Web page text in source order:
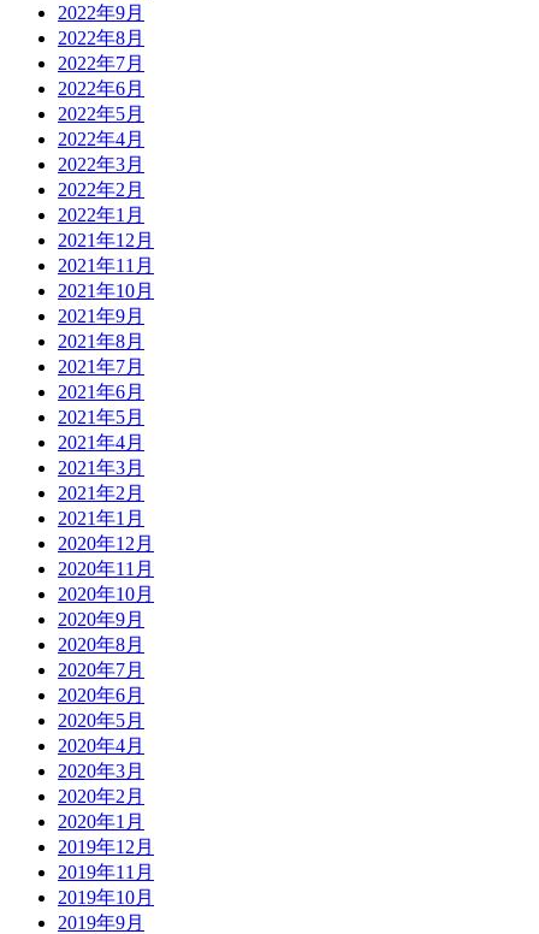
2022年9月
2022年8月
2022年7月
2022年6月
2022年5月
2022年4月
2022年3月
2022年2月
2022年1月
2021年12月
2021年11月
2021年10月
2021年9月
2021年8月
2021年7月
2021年6月
2021年5月
2021年4月
2021年3月
2021年2月
2021年1月
2020年12月
2020年11月
2020年10月
2020年9月
2020年8月
2020年7月
2020年6月
2020年5月
2020年4月
2020年3月
2020年2月
2020年1月
2019年12月
2019年11月
2019年10月
2019年9月